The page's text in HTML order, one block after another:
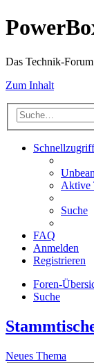
Das Technik-
Zum Inhalt
Schnellzugriff
Aktive
Suche
FAQ
Anmelden
Registrieren
Foren-
Suche
Neues Thema